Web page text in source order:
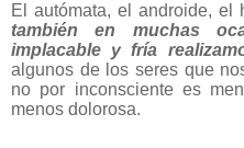
El autómata, el androide, el
también en muchas
implacable y fría
algunos de los seres que
no por inconsciente es
menos dolorosa.